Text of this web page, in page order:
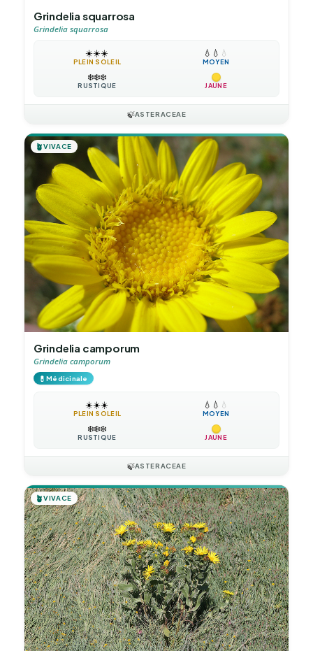
Grindelia squarrosa
Grindelia squarrosa
☀️☀️☀️
PLEIN SOLEIL
💧 💧 💧
MOYEN
❄️❄️❄️
RUSTIQUE JAUNE
🍃ASTERACEAE
🪴VIVACE
Grindelia camporum
Grindelia camporum
💊Médicinale
☀️☀️☀️
PLEIN SOLEIL
💧 💧 💧
MOYEN
❄️❄️❄️
RUSTIQUE JAUNE
🍃ASTERACEAE
🪴VIVACE